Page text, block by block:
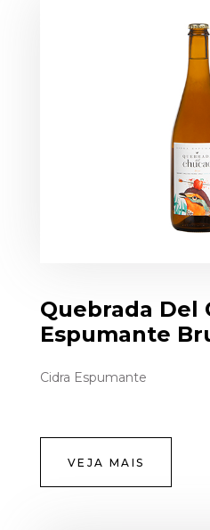
Quebrada Del
Espumante
Cidra Espumante
VEJA MAIS